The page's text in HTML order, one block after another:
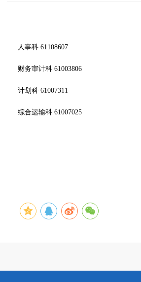
人事科 61108607
财务审计科 61003806
计划科 61007311
综合运输科 61007025